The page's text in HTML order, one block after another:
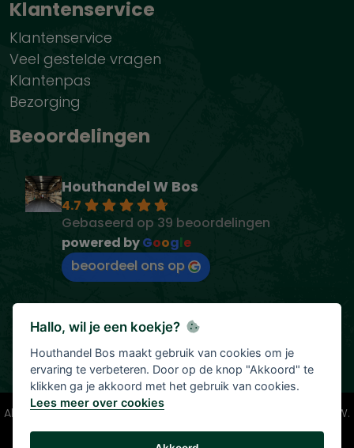
Klantenservice
Klantenservice
Veel gestelde vragen
Klantenpas
Bezorging
Beoordelingen
Houthandel W Bos
4.7
Gebaseerd op 39 beoordelingen
powered byGoogle
beoordeel ons op
Alle vermelde prijzen zijn onder voorbehoud en incl. 21% BTW.
Tenzij anders vermeld.
Hallo, wil je een koekje?
Houthandel Bos maakt gebruik van cookies om je
ervaring te verbeteren. Door op de knop "Akkoord" te
klikken ga je akkoord met het gebruik van cookies.
Lees meer over cookies